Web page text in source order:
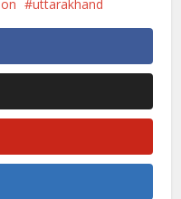
uttarakhand